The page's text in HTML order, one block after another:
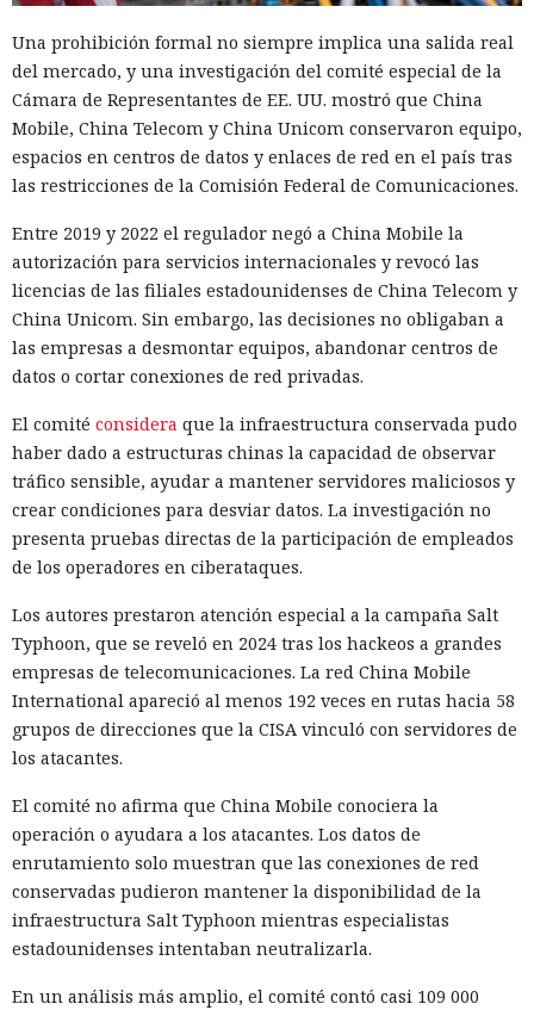
Una prohibición formal no siempre implica una salida real
del mercado, y una investigación del comité especial de la
Cámara de Representantes de EE. UU. mostró que China
Mobile, China Telecom y China Unicom conservaron equipo,
espacios en centros de datos y enlaces de red en el país tras
las restricciones de la Comisión Federal de Comunicaciones.
Entre 2019 y 2022 el regulador negó a China Mobile la
autorización para servicios internacionales y revocó las
licencias de las filiales estadounidenses de China Telecom y
China Unicom. Sin embargo, las decisiones no obligaban a
las empresas a desmontar equipos, abandonar centros de
datos o cortar conexiones de red privadas.
El comité considera que la infraestructura conservada pudo
haber dado a estructuras chinas la capacidad de observar
tráfico sensible, ayudar a mantener servidores maliciosos y
crear condiciones para desviar datos. La investigación no
presenta pruebas directas de la participación de empleados
de los operadores en ciberataques.
Los autores prestaron atención especial a la campaña Salt
Typhoon, que se reveló en 2024 tras los hackeos a grandes
empresas de telecomunicaciones. La red China Mobile
International apareció al menos 192 veces en rutas hacia 58
grupos de direcciones que la CISA vinculó con servidores de
los atacantes.
El comité no afirma que China Mobile conociera la
operación o ayudara a los atacantes. Los datos de
enrutamiento solo muestran que las conexiones de red
conservadas pudieron mantener la disponibilidad de la
infraestructura Salt Typhoon mientras especialistas
estadounidenses intentaban neutralizarla.
En un análisis más amplio, el comité contó casi 109 000